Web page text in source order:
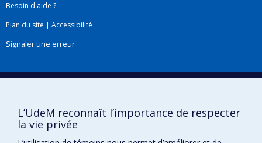
Besoin d'aide ?
Plan du site | Accessibilité
Signaler une erreur
L’UdeM reconnaît l’importance de respecter
la vie privée